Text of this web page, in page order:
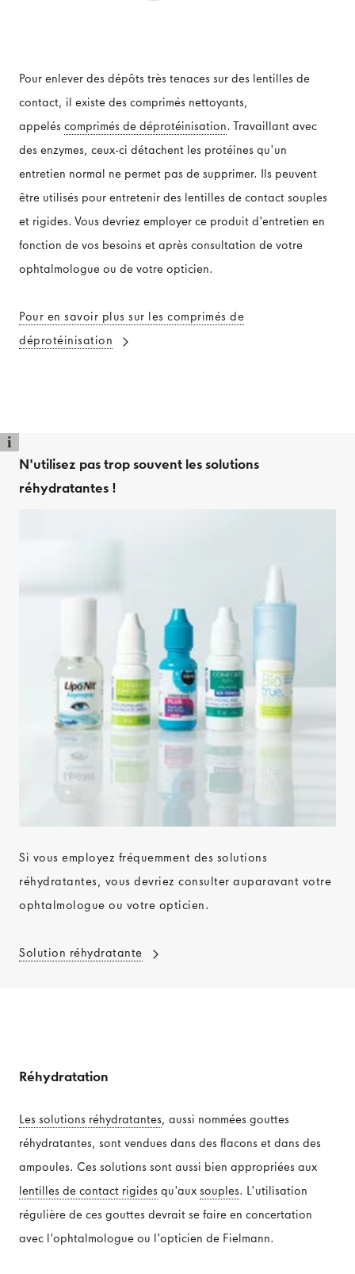
Pour enlever des dépôts très tenaces sur des lentilles de
contact, il existe des comprimés nettoyants,
appelés comprimés de déprotéinisation. Travaillant avec
des enzymes, ceux-ci détachent les protéines qu'un
entretien normal ne permet pas de supprimer. Ils peuvent
être utilisés pour entretenir des lentilles de contact souples
et rigides. Vous devriez employer ce produit d'entretien en
fonction de vos besoins et après consultation de votre
ophtalmologue ou de votre opticien.
Pour en savoir plus sur les comprimés de
déprotéinisation
i
N'utilisez pas trop souvent les solutions
réhydratantes !
Si vous employez fréquemment des solutions
réhydratantes, vous devriez consulter auparavant votre
ophtalmologue ou votre opticien.
Solution réhydratante
Réhydratation
Les solutions réhydratantes, aussi nommées gouttes
réhydratantes, sont vendues dans des flacons et dans des
ampoules. Ces solutions sont aussi bien appropriées aux
lentilles de contact rigides qu'aux souples. L'utilisation
régulière de ces gouttes devrait se faire en concertation
avec l'ophtalmologue ou l'opticien de Fielmann.